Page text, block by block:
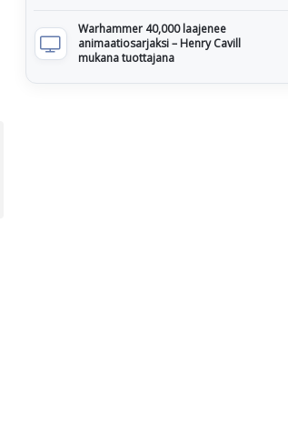
Warhammer 40,000 laajenee
animaatiosarjaksi – Henry Cavill
mukana tuottajana